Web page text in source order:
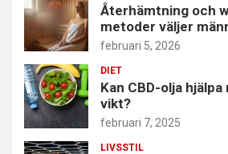
Återhämtning och
metoder väljer
februari 5, 2026
DIET
Kan CBD-olja
vikt?
februari 7, 2025
LIVSSTIL